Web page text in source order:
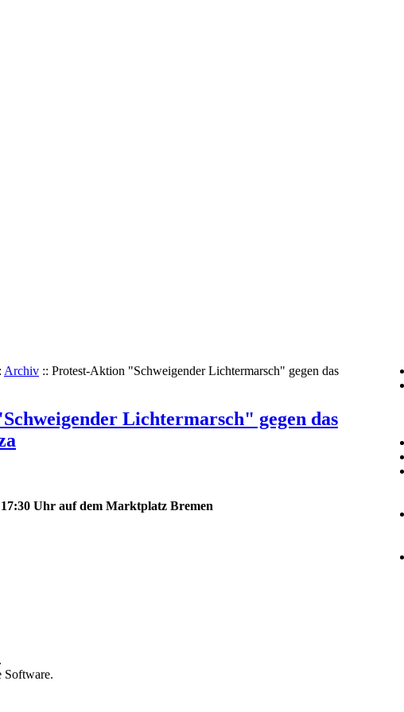
Archiv :: Protest-Aktion "Schweigender Lichtermarsch" gegen das
Lichtermarsch" gegen das
17:30 Uhr auf dem Marktplatz Bremen
Software.